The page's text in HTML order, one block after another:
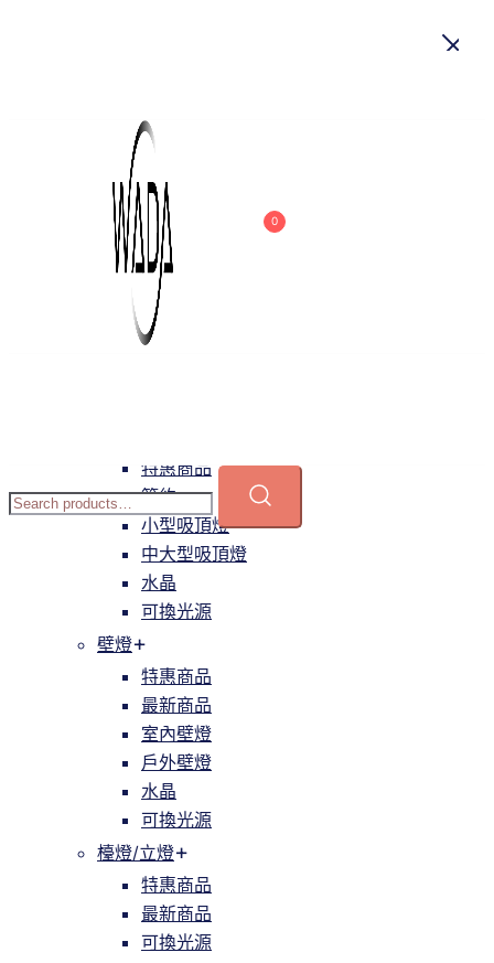
0
吊燈
特惠商品
小型吊燈
中大型吊燈
長形吊燈
特惠商品
簡約
小型吸頂燈
中大型吸頂燈
水晶
可換光源
壁燈
特惠商品
最新商品
室內壁燈
戶外壁燈
水晶
可換光源
檯燈/立燈
特惠商品
最新商品
可換光源